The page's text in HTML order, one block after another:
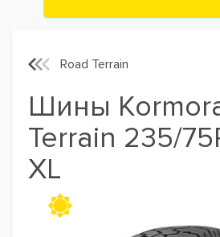
Road Terrain
Шины
Terrain 235/
XL